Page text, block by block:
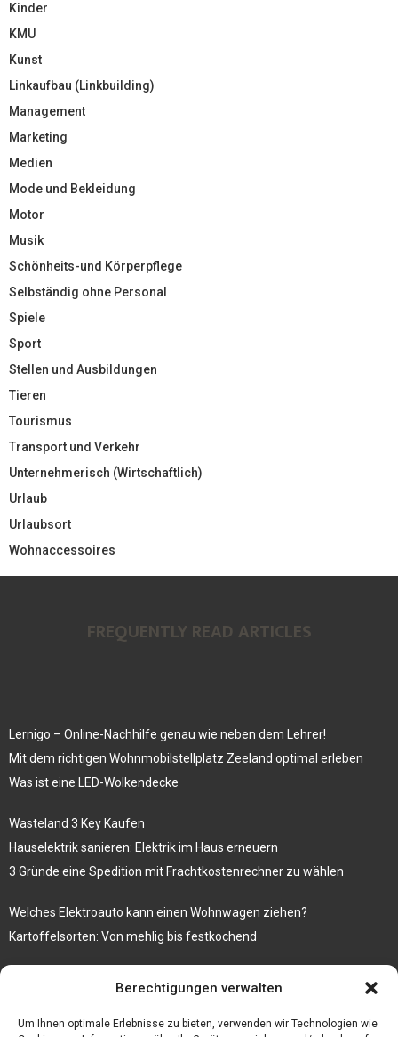
Berechtigungen verwalten
Um Ihnen optimale Erlebnisse zu bieten, verwenden wir Technologien wie
Kinder
KMU
Kunst
Linkaufbau (Linkbuilding)
Management
Marketing
Medien
Mode und Bekleidung
Motor
Musik
Schönheits-und Körperpflege
Selbständig ohne Personal
Spiele
Sport
Stellen und Ausbildungen
Tieren
Tourismus
Transport und Verkehr
Unternehmerisch (Wirtschaftlich)
Urlaub
Urlaubsort
Wohnaccessoires
FREQUENTLY READ ARTICLES
Lernigo – Online-Nachhilfe genau wie neben dem Lehrer!
Mit dem richtigen Wohnmobilstellplatz Zeeland optimal erleben
Was ist eine LED-Wolkendecke
Wasteland 3 Key Kaufen
Hauselektrik sanieren: Elektrik im Haus erneuern
3 Gründe eine Spedition mit Frachtkostenrechner zu wählen
Welches Elektroauto kann einen Wohnwagen ziehen?
Kartoffelsorten: Von mehlig bis festkochend
Firma einfach und kostenlos bekannt machen mit diesen 5 Tipps